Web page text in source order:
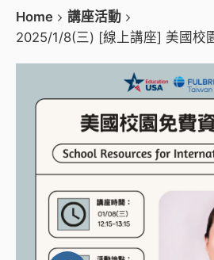
Home
講座活動
2025/1/8(三) [線上講座] 美國校